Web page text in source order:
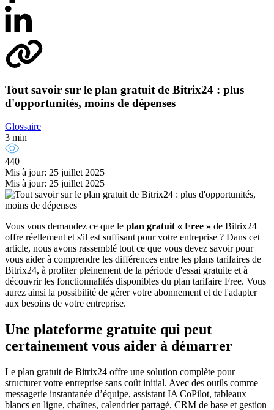
Tout savoir sur le plan gratuit de Bitrix24 : plus
d'opportunités, moins de dépenses
Glossaire
3 min
440
Mis à jour: 25 juillet 2025
Mis à jour: 25 juillet 2025
Vous vous demandez ce que le plan gratuit « Free » de Bitrix24
offre réellement et s'il est suffisant pour votre entreprise ? Dans cet
article, nous avons rassemblé tout ce que vous devez savoir pour
vous aider à comprendre les différences entre les plans tarifaires de
Bitrix24, à profiter pleinement de la période d'essai gratuite et à
découvrir les fonctionnalités disponibles du plan tarifaire Free. Vous
aurez ainsi la possibilité de gérer votre abonnement et de l'adapter
aux besoins de votre entreprise.
Une plateforme gratuite qui peut
certainement vous aider à démarrer
Le plan gratuit de Bitrix24 offre une solution complète pour
structurer votre entreprise sans coût initial. Avec des outils comme
messagerie instantanée d’équipe, assistant IA CoPilot, tableaux
blancs en ligne, chaînes, calendrier partagé, CRM de base et gestion